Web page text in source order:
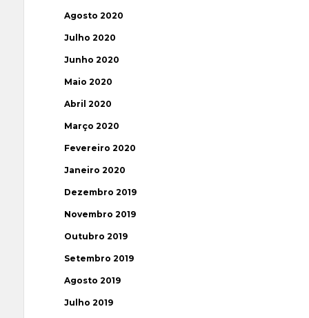
Agosto 2020
Julho 2020
Junho 2020
Maio 2020
Abril 2020
Março 2020
Fevereiro 2020
Janeiro 2020
Dezembro 2019
Novembro 2019
Outubro 2019
Setembro 2019
Agosto 2019
Julho 2019